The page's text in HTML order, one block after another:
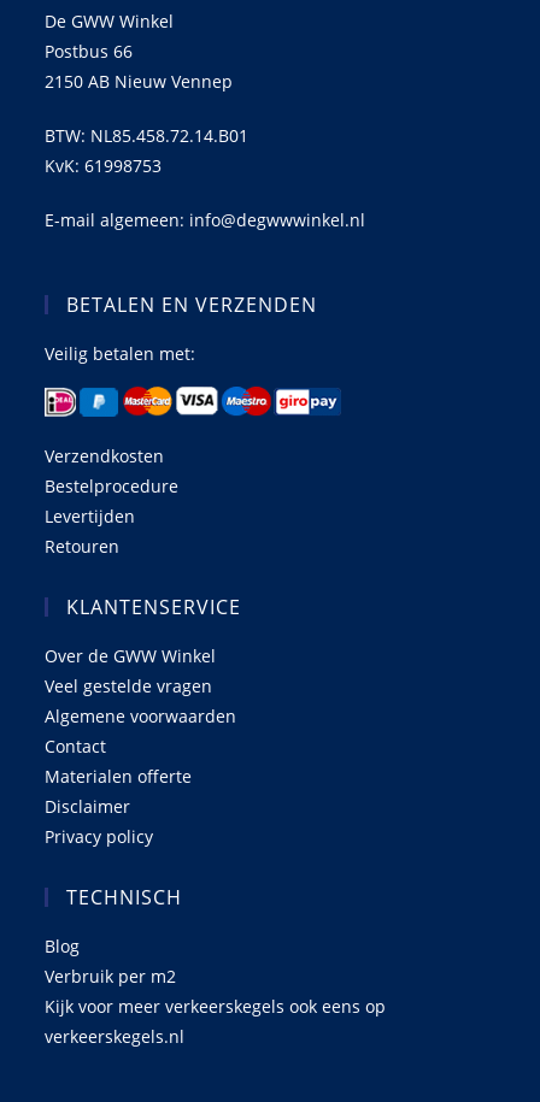
De GWW Winkel
Postbus 66
2150 AB Nieuw Vennep
BTW: NL85.458.72.14.B01
KvK: 61998753
E-mail algemeen: info@degwwwinkel.nl
BETALEN EN VERZENDEN
Veilig betalen met:
Verzendkosten
Bestelprocedure
Levertijden
Retouren
KLANTENSERVICE
Over de GWW Winkel
Veel gestelde vragen
Algemene voorwaarden
Contact
Materialen offerte
Disclaimer
Privacy policy
TECHNISCH
Blog
Verbruik per m2
Kijk voor meer verkeerskegels ook eens op
verkeerskegels.nl